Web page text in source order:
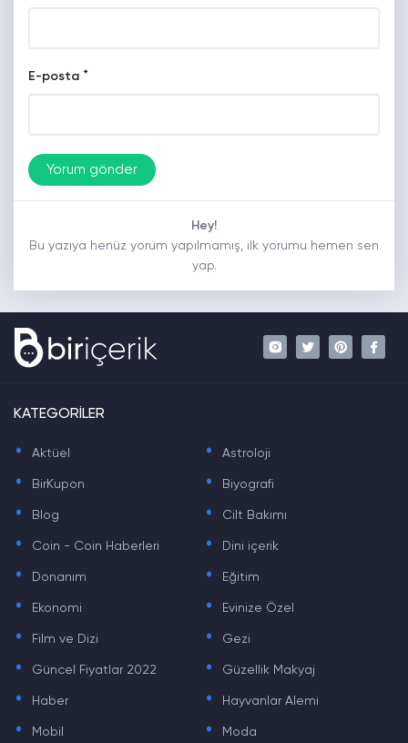
E-posta *
Hey!
Bu yazıya henüz yorum yapılmamış, ilk yorumu hemen sen
yap.
KATEGORİLER
. Aktüel . Astroloji
. BirKupon . Biyografi
. Blog . Cilt Bakımı
. Coin - Coin Haberleri . Dini içerik
. Donanım . Eğitim
. Ekonomi . Evinize Özel
. Film ve Dizi . Gezi
. Güncel Fiyatlar 2022 . Güzellik Makyaj
. Haber . Hayvanlar Alemi
. Mobil . Moda